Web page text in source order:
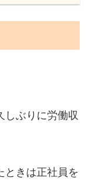
しぶりに労働収
ときは正社員を